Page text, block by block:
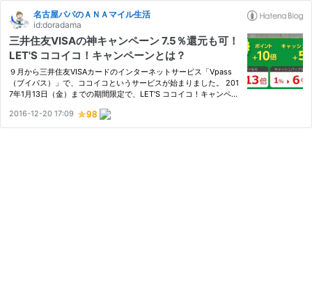
名古屋パパのＡＮＡマイル生活
id:doradama
三井住友VISAの神キャンペーン 7.5％還元も可！
LET'S ココイコ！キャンペーンとは？
９月から三井住友VISAカードのインターネットサービス「Vpass
（ブイパス）」で、ココイコというサービスが始まりました。 201
7年1月13日（金）までの期間限定で、LET'S ココイコ！キャンペー
介しましたが、お歳暮シーズンということで、改めて紹介したいと
思…
2016-12-20 17:09